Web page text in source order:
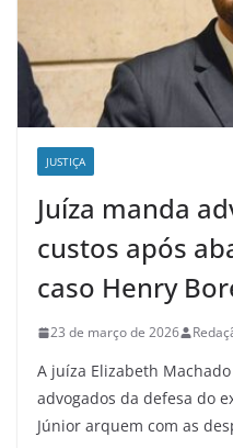
JUSTIÇA
Juíza manda
custos após
caso Henry
23 de março de 2026
A juíza Elizabeth
advogados da defesa do
Júnior arquem com as